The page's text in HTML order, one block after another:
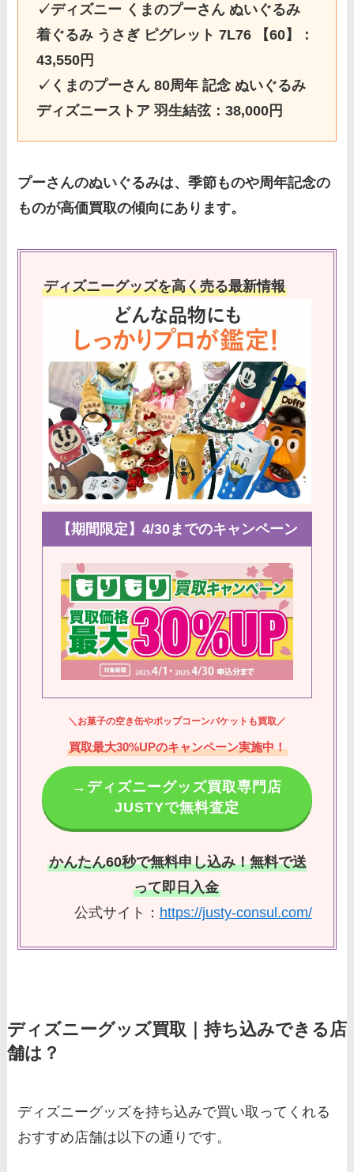
✓ディズニー くまのプーさん ぬいぐるみ
着ぐるみ うさぎ ピグレット 7L76 【60】：
43,550円
✓くまのプーさん 80周年 記念 ぬいぐるみ
ディズニーストア 羽生結弦：38,000円
プーさんのぬいぐるみは、季節ものや周年記念の
ものが高価買取の傾向にあります。
ディズニーグッズを高く売る最新情報
【期間限定】4/30までのキャンペーン
＼お菓子の空き缶やポップコーンバケットも買取／
買取最大30%UPのキャンペーン実施中！
→ディズニーグッズ買取専門店
JUSTYで無料査定
かんたん60秒で無料申し込み！無料で送
って即日入金
公式サイト： https://justy-consul.com/
ディズニーグッズ買取｜持ち込みできる店
舗は？
ディズニーグッズを持ち込みで買い取ってくれる
おすすめ店舗は以下の通りです。